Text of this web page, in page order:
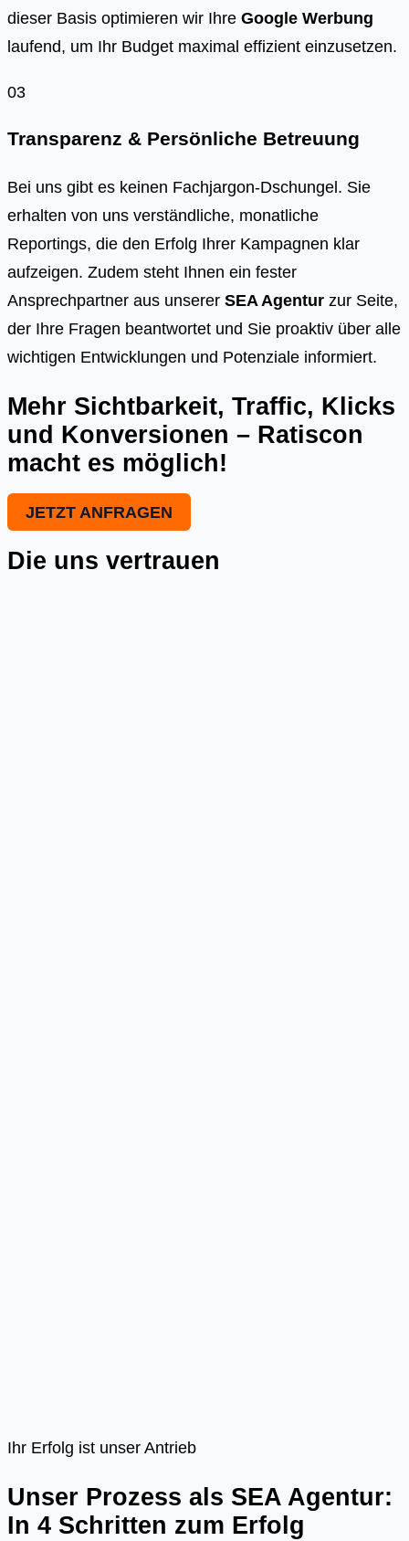
dieser Basis optimieren wir Ihre Google Werbung
laufend, um Ihr Budget maximal effizient einzusetzen.
03
Transparenz & Persönliche Betreuung
Bei uns gibt es keinen Fachjargon-Dschungel. Sie
erhalten von uns verständliche, monatliche
Reportings, die den Erfolg Ihrer Kampagnen klar
aufzeigen. Zudem steht Ihnen ein fester
Ansprechpartner aus unserer SEA Agentur zur Seite,
der Ihre Fragen beantwortet und Sie proaktiv über alle
wichtigen Entwicklungen und Potenziale informiert.
Mehr Sichtbarkeit, Traffic, Klicks
und Konversionen – Ratiscon
macht es möglich!
JETZT ANFRAGEN
Die uns vertrauen
Ihr Erfolg ist unser Antrieb
Unser Prozess als SEA Agentur:
In 4 Schritten zum Erfolg